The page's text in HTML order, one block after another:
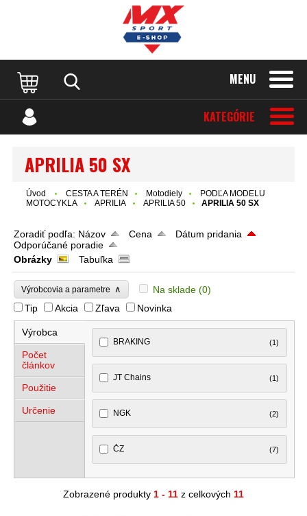
MENU
KATEGÓRIE
APRILIA 50 SX
Úvod CESTA A TERÉN Motodiely
PODĽA MODELU
MOTOCYKLA
APRILIA APRILIA 50 APRILIA 50 SX
Zoradiť podľa: Názov Cena
Dátum pridania
Odporúčané poradie
Obrázky
Tabuľka
Výrobcovia a parametre ∧ Na sklade (0)
Tip
Akcia Zľava Novinka
Výrobca
Počet
článkov
Použitie
Určenie
BRAKING (1)
JT Chains (1)
NGK (2)
ČZ (7)
Zobrazené produkty 1 - 11 z celkových 11